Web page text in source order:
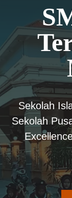
Sekolah
Sekolah